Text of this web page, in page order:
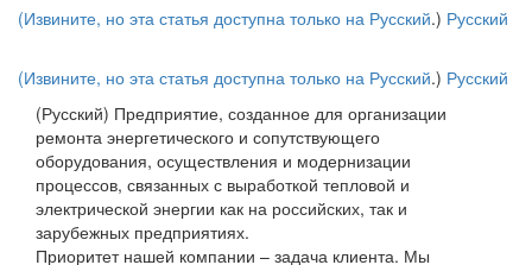
(Извините, но эта статья доступна только на Русский.) Русский
(Извините, но эта статья доступна только на Русский.) Русский
(Русский) Предприятие, созданное для организации
ремонта энергетического и сопутствующего
оборудования, осуществления и модернизации
процессов, связанных с выработкой тепловой и
электрической энергии как на российских, так и
зарубежных предприятиях.
Приоритет нашей компании – задача клиента. Мы